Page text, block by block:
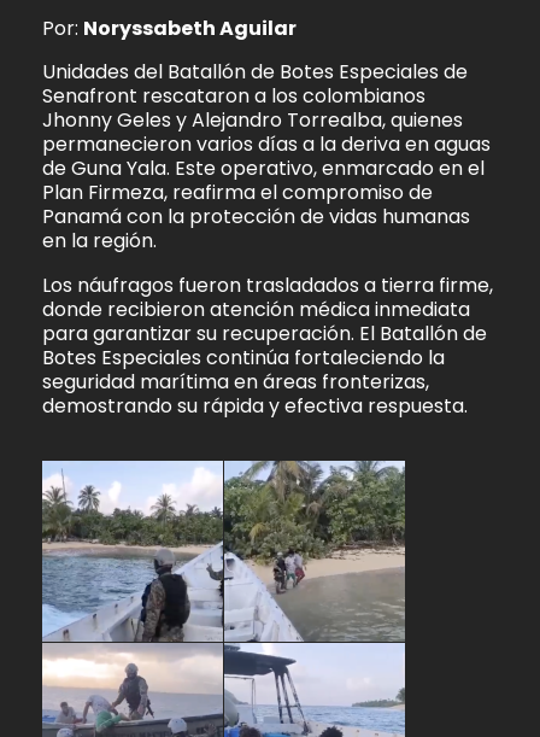
Por: Noryssabeth Aguilar
Unidades del Batallón de Botes Especiales de
Senafront rescataron a los colombianos
Jhonny Geles y Alejandro Torrealba, quienes
permanecieron varios días a la deriva en aguas
de Guna Yala. Este operativo, enmarcado en el
Plan Firmeza, reafirma el compromiso de
Panamá con la protección de vidas humanas
en la región.
Los náufragos fueron trasladados a tierra firme,
donde recibieron atención médica inmediata
para garantizar su recuperación. El Batallón de
Botes Especiales continúa fortaleciendo la
seguridad marítima en áreas fronterizas,
demostrando su rápida y efectiva respuesta.